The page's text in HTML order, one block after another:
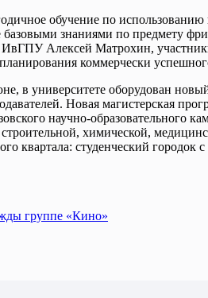
обучение по
знаниями по предмету
ИвГПУ Алексей Матрохин,
коммерчески
в университете оборудован
Новая магистерская
научно-образовательного
химической,
квартала: студенческий
группе «Кино»